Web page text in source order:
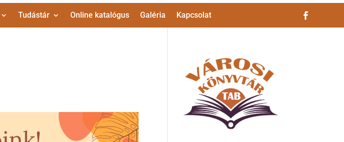
Tudástár Online katalógus Galéria Kapcsolat